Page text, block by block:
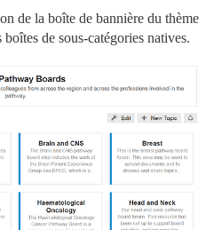
de la boîte de bannière du thème
de sous-catégories natives.